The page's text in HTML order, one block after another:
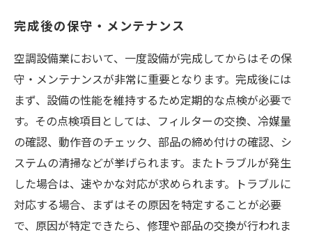
完成後の保守・メンテナンス
空調設備業において、一度設備が完成してからはその保
守・メンテナンスが非常に重要となります。完成後には
まず、設備の性能を維持するため定期的な点検が必要で
す。その点検項目としては、フィルターの交換、冷媒量
の確認、動作音のチェック、部品の締め付けの確認、シ
ステムの清掃などが挙げられます。またトラブルが発生
した場合は、速やかな対応が求められます。トラブルに
対応する場合、まずはその原因を特定することが必要
で、原因が特定できたら、修理や部品の交換が行われま